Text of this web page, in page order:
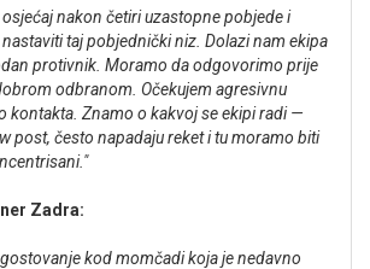
nakon četiri uzastopne pobjede i
taj pobjednički niz. Dolazi nam ekipa
protivnik. Moramo da odgovorimo prije
odbranom. Očekujem agresivnu
kontakta. Znamo o kakvoj se ekipi radi —
post, često napadaju reket i tu moramo biti
Zadra:
kod momčadi koja je nedavno